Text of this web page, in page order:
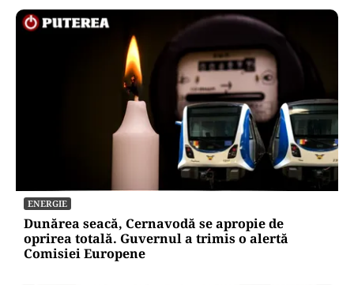
ENERGIE
Dunărea seacă, Cernavodă se apropie de
oprirea totală. Guvernul a trimis o alertă
Comisiei Europene